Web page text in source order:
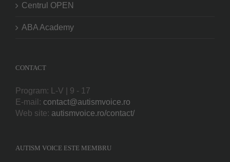
Centrul OPEN
ABA Academy
CONTACT
Program: L-V | 9 - 17
E-mail: contact@autismvoice.ro
Web site: autismvoice.ro/contact/
AUTISM VOICE ESTE MEMBRU